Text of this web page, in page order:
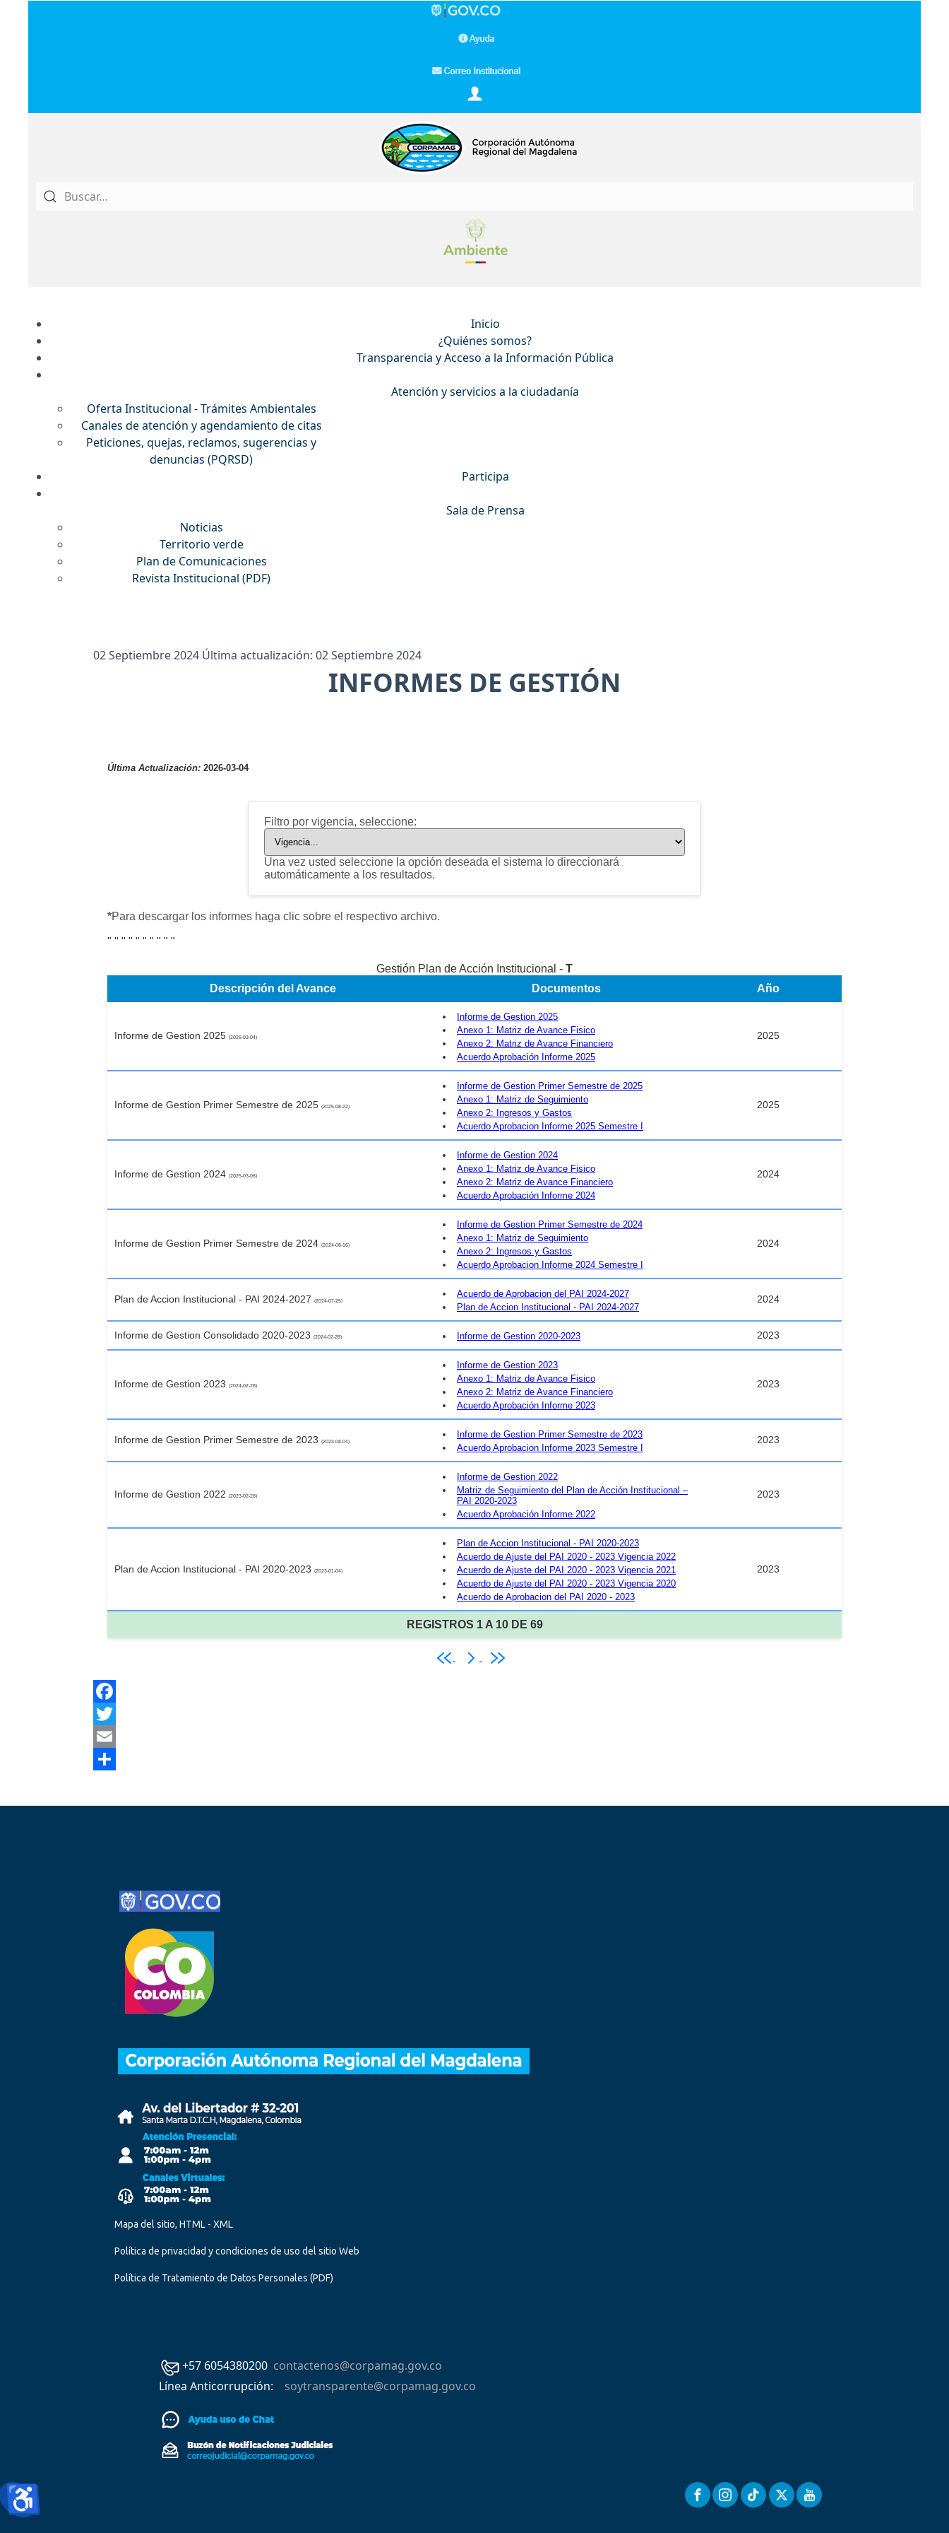
Inicio
¿Quiénes somos?
Transparencia y Acceso a la Información Pública
Atención y servicios a la ciudadanía
Oferta Institucional - Trámites Ambientales
Canales de atención y agendamiento de citas
Peticiones, quejas, reclamos, sugerencias y
denuncias (PQRSD)
Participa
Sala de Prensa
Noticias
Territorio verde
Plan de Comunicaciones
Revista Institucional (PDF)
02 Septiembre 2024 Última actualización: 02 Septiembre 2024
INFORMES DE GESTIÓN
Facebook
Twitter
Email
Mapa del sitio, HTML - XML
Política de privacidad y condiciones de uso del sitio Web
Política de Tratamiento de Datos Personales (PDF)
+57 6054380200 contactenos@corpamag.gov.co
Línea Anticorrupción: soytransparente@corpamag.gov.co